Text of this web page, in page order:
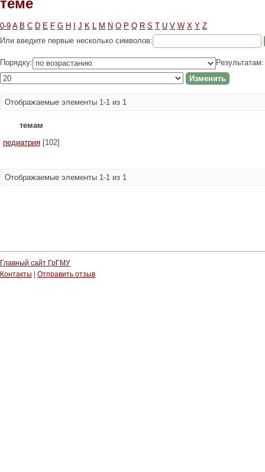
теме
0-9 A B C D E F G H J K L M N O P Q R S T U V W X Y Z
Или введите первые несколько символов:
Порядку: Результатам:
Отображаемые элементы 1-1 из 1
темам
педиатрия [102]
Отображаемые элементы 1-1 из 1
Главный сайт ГрГМУ
Контакты
Отправить отзыв